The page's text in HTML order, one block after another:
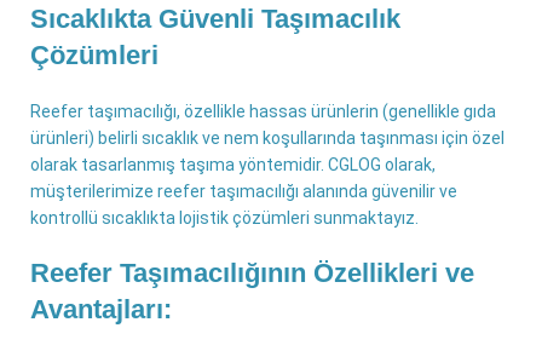
Sıcaklıkta Güvenli Taşımacılık
Çözümleri
Reefer taşımacılığı, özellikle hassas ürünlerin (genellikle gıda
ürünleri) belirli sıcaklık ve nem koşullarında taşınması için özel
olarak tasarlanmış taşıma yöntemidir. CGLOG olarak,
müşterilerimize reefer taşımacılığı alanında güvenilir ve
kontrollü sıcaklıkta lojistik çözümleri sunmaktayız.
Reefer Taşımacılığının Özellikleri ve
Avantajları: